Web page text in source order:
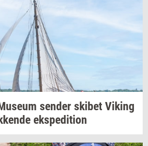
sen­der ski­bet Viking
eks­pe­di­tion